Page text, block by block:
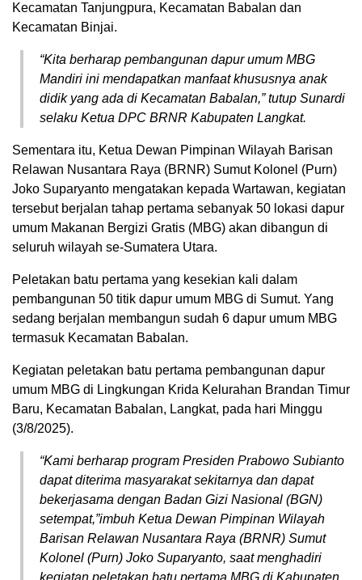
Kecamatan Tanjungpura, Kecamatan Babalan dan
Kecamatan Binjai.
“Kita berharap pembangunan dapur umum MBG
Mandiri ini mendapatkan manfaat khususnya anak
didik yang ada di Kecamatan Babalan,” tutup Sunardi
selaku Ketua DPC BRNR Kabupaten Langkat.
Sementara itu, Ketua Dewan Pimpinan Wilayah Barisan
Relawan Nusantara Raya (BRNR) Sumut Kolonel (Purn)
Joko Suparyanto mengatakan kepada Wartawan, kegiatan
tersebut berjalan tahap pertama sebanyak 50 lokasi dapur
umum Makanan Bergizi Gratis (MBG) akan dibangun di
seluruh wilayah se-Sumatera Utara.
Peletakan batu pertama yang kesekian kali dalam
pembangunan 50 titik dapur umum MBG di Sumut. Yang
sedang berjalan membangun sudah 6 dapur umum MBG
termasuk Kecamatan Babalan.
Kegiatan peletakan batu pertama pembangunan dapur
umum MBG di Lingkungan Krida Kelurahan Brandan Timur
Baru, Kecamatan Babalan, Langkat, pada hari Minggu
(3/8/2025).
“Kami berharap program Presiden Prabowo Subianto
dapat diterima masyarakat sekitarnya dan dapat
bekerjasama dengan Badan Gizi Nasional (BGN)
setempat,”imbuh Ketua Dewan Pimpinan Wilayah
Barisan Relawan Nusantara Raya (BRNR) Sumut
Kolonel (Purn) Joko Suparyanto, saat menghadiri